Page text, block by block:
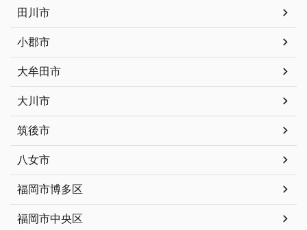
田川市
小郡市
大牟田市
大川市
筑後市
八女市
福岡市博多区
福岡市中央区